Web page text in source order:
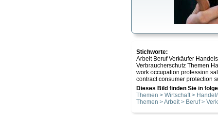
Stichworte:
Arbeit Beruf Verkäufer
Verbraucherschutz Themen
work occupation profession
contract consumer protection
Dieses Bild finden Sie in
Themen > Wirtschaft >
Themen > Arbeit > Beruf >